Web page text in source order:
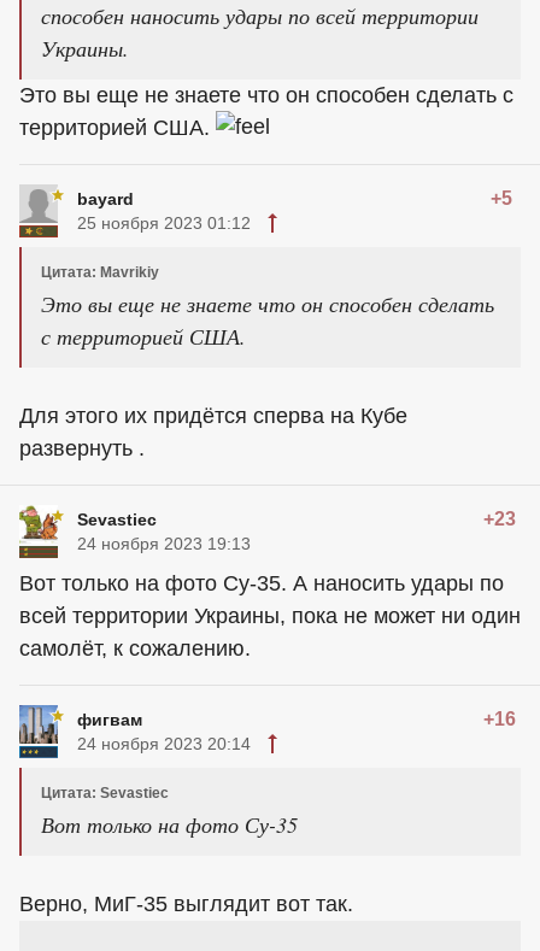
способен наносить удары по всей территории
Украины.
Это вы еще не знаете что он способен сделать с
территорией США.
bayard +5
25 ноября 2023 01:12
Цитата: Mavrikiy
Это вы еще не знаете что он способен сделать
с территорией США.
Для этого их придётся сперва на Кубе
развернуть .
Sevastiec +23
24 ноября 2023 19:13
Вот только на фото Су-35. А наносить удары по
всей территории Украины, пока не может ни один
самолёт, к сожалению.
фигвам +16
24 ноября 2023 20:14
Цитата: Sevastiec
Вот только на фото Су-35
Верно, МиГ-35 выглядит вот так.